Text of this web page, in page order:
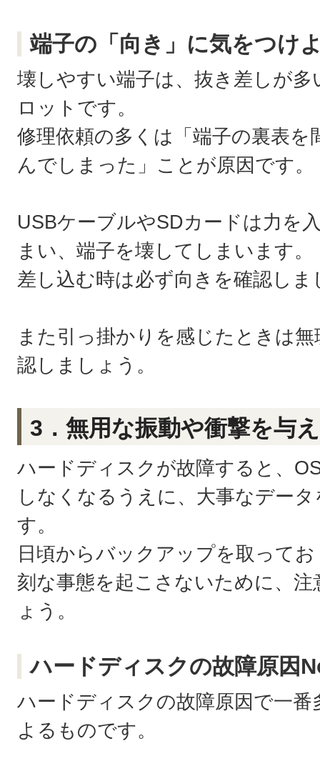
端子の「向き」に気をつけ
壊しやすい端子は、抜き差しが
ロットです。
修理依頼の多くは「端子の裏表を
んでしまった」ことが原因です。
USBケーブルやSDカードは力を
まい、端子を壊してしまいます。
差し込む時は必ず向きを確認しま
また引っ掛かりを感じたときは
認しましょう。
3．無用な振動や衝撃を与
ハードディスクが故障すると、
しなくなるうえに、大事なデー
す。
日頃からバックアップを取って
刻な事態を起こさないために、
ょう。
ハードディスクの故障原因
ハードディスクの故障原因で一
よるものです。